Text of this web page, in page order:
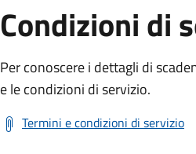
Condizioni di
Per conoscere i dettagli di
e le condizioni di servizio.
Termini e condizioni di servizio